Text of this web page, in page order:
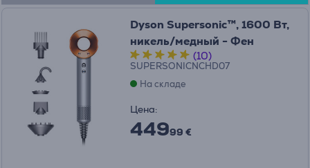
Dyson Supersonic™, 1600 Вт,
никель/медный - Фен
(10)
SUPERSONICNCHD07
На складе
Цена:
44999 €